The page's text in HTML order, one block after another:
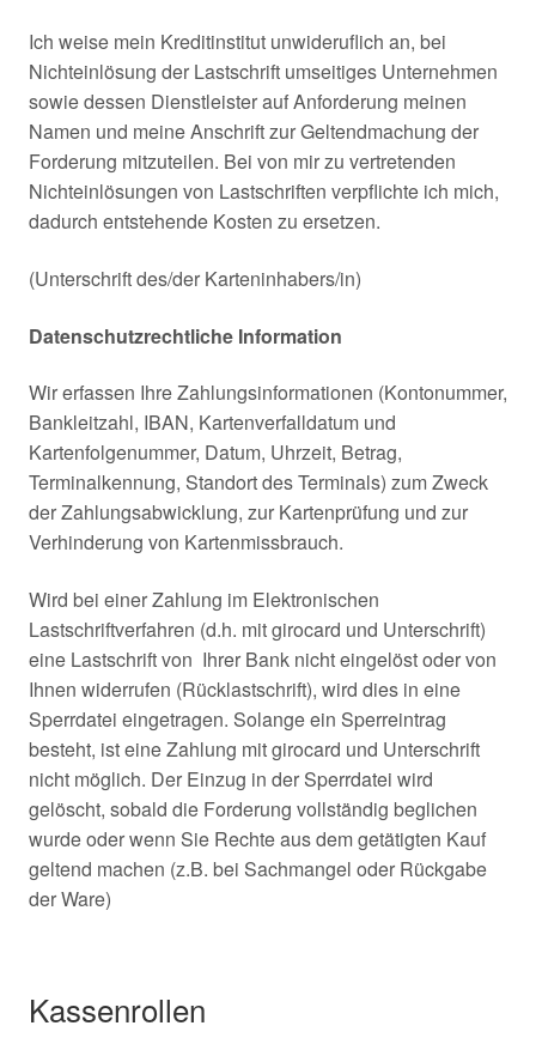
Ich weise mein Kreditinstitut unwideruflich an, bei
Nichteinlösung der Lastschrift umseitiges Unternehmen
sowie dessen Dienstleister auf Anforderung meinen
Namen und meine Anschrift zur Geltendmachung der
Forderung mitzuteilen. Bei von mir zu vertretenden
Nichteinlösungen von Lastschriften verpflichte ich mich,
dadurch entstehende Kosten zu ersetzen.
(Unterschrift des/der Karteninhabers/in)
Datenschutzrechtliche Information
Wir erfassen Ihre Zahlungsinformationen (Kontonummer,
Bankleitzahl, IBAN, Kartenverfalldatum und
Kartenfolgenummer, Datum, Uhrzeit, Betrag,
Terminalkennung, Standort des Terminals) zum Zweck
der Zahlungsabwicklung, zur Kartenprüfung und zur
Verhinderung von Kartenmissbrauch.
Wird bei einer Zahlung im Elektronischen
Lastschriftverfahren (d.h. mit girocard und Unterschrift)
eine Lastschrift von Ihrer Bank nicht eingelöst oder von
Ihnen widerrufen (Rücklastschrift), wird dies in eine
Sperrdatei eingetragen. Solange ein Sperreintrag
besteht, ist eine Zahlung mit girocard und Unterschrift
nicht möglich. Der Einzug in der Sperrdatei wird
gelöscht, sobald die Forderung vollständig beglichen
wurde oder wenn Sie Rechte aus dem getätigten Kauf
geltend machen (z.B. bei Sachmangel oder Rückgabe
der Ware)
Kassenrollen